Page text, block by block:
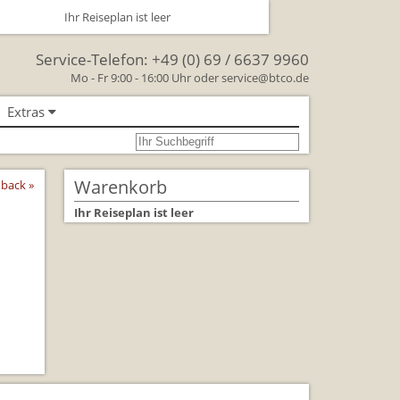
Service-Telefon: +49 (0) 69 / 6637 9960
Mo - Fr 9:00 - 16:00 Uhr oderservice@btco.de
Reise
Extras
Ihr Reiseplan ist leer
» Warenkorb
Ihr Reiseplan ist leer